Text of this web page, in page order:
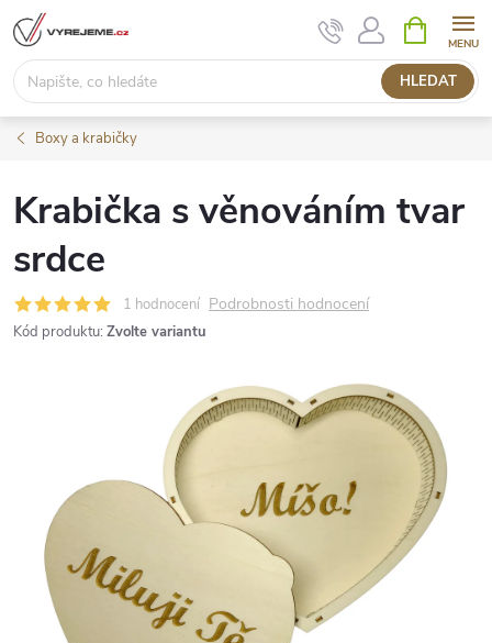
Přejít
na
obsah
HLEDAT
NÁKUPNÍ
KOŠÍK
Boxy a krabičky
Krabička s věnováním tvar
srdce
1 hodnocení Podrobnosti hodnocení
Kód produktu: Zvolte variantu